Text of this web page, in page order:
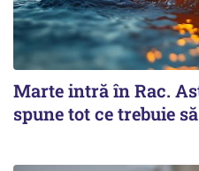
Marte intră în Rac.
spune tot ce trebuie